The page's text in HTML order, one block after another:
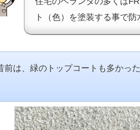
ト（色）を塗装する事で
前は、緑のトップコートも多かっ